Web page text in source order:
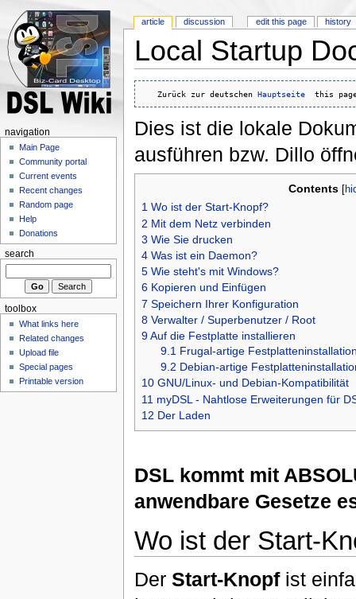
Local Startup
   Zurück zur deutschen
Hauptseite
this
Dies ist die lokale
ausführen bzw. Dillo
Contents [
1 Wo ist der Start-Knopf?
2 Mit dem Netz verbinden
3 Wie Sie drucken
4 Was ist ein Daemon?
5 Wie steht's mit Windows?
6 Kopieren und Einfügen
7 Speichern Ihrer Konfiguration
8 Verwalter / Superbenutzer / Root
9 Auf die Festplatte installieren
9.1 Frugal-artige
9.2 Debian-artige
10 GNU/Linux- und Debian-Kompatibilität
11 myDSL - Nahtlose Erweiterungen für
12 Der Laden
DSL kommt mit
anwendbare Gesetze
Wo ist der Start-
Der Start-Knopfist
article discussion edit this page history
navigation
Main Page
Community portal
Current events
Recent changes
Random page
Help
Donations
search
toolbox
What links here
Related changes
Upload file
Special pages
Printable version